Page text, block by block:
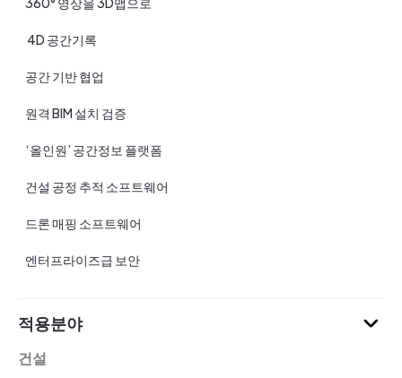
4D 공간기록
공간 기반 협업
원격 BIM 설치 검증
‘올인원’ 공간정보 플랫폼
건설 공정 추적 소프트웨어
드론 매핑 소프트웨어
엔터프라이즈급 보안
적용분야
건설